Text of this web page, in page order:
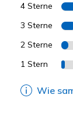
4 Sterne
3 Sterne
2 Sterne
1 Stern
Wie